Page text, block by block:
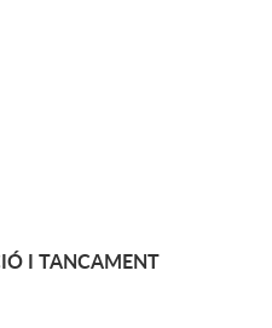
I TANCAMENT